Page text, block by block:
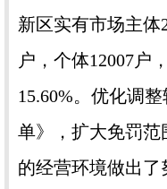
新区实有市场主体
户，个体12007户
15.60%。优化调
单》，扩大免罚
的经营环境做出了